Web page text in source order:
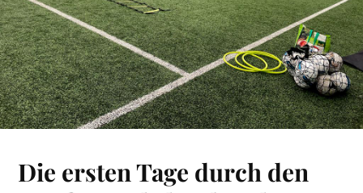
Die ersten Tage durch den